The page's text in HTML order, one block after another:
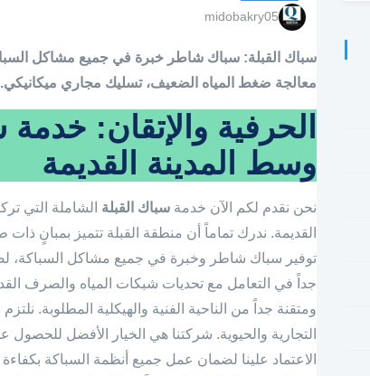
midobakry05
معالجة ضغط المياه الضعيف، تسليك مجاري ميكانيكي.
الحرفية والإتقان:
وسط المدينة القديمة
نحن نقدم لكم الآن خدمةسباك القبلة الشاملة التي
القديمة. ندرك تماماً أن منطقة القبلة تتميز بمبانٍ
توفير سباك شاطر وخبرة في جميع مشاكل السباكة،
جداً في التعامل مع تحديات شبكات المياه والصرف
ومتقنة جداً من الناحية الفنية والهيكلية المطلوبة.
التجارية والحيوية. شركتنا هي الخيار الأفضل
الاعتماد علينا لضمان عمل جميع أنظمة السباكة